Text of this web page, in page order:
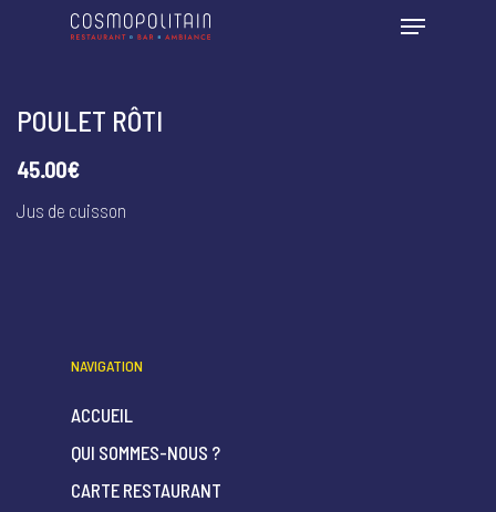
POULET RÔTI
45.00€
Jus de cuisson
NAVIGATION
ACCUEIL
QUI SOMMES-NOUS ?
CARTE RESTAURANT